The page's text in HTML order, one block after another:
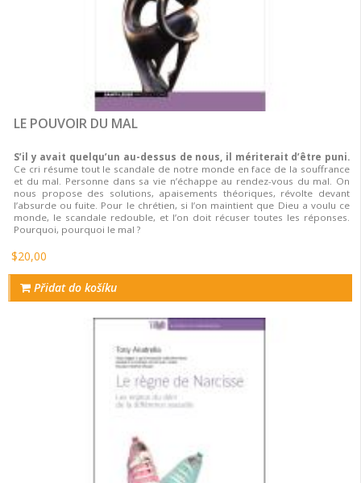
LE POUVOIR DU MAL
S’il y avait quelqu’un au-dessus de nous, il mériterait d’être puni.
Ce cri résume tout le scandale de notre monde en face de la souffrance
et du mal. Personne dans sa vie n’échappe au rendez-vous du mal. On
nous propose des solutions, apaisements théoriques, révolte devant
l’absurde ou fuite. Pour le chrétien, si l’on maintient que Dieu a voulu ce
monde, le scandale redouble, et l’on doit récuser toutes les réponses.
Pourquoi, pourquoi le mal ?
$20,00
Přidat do košíku